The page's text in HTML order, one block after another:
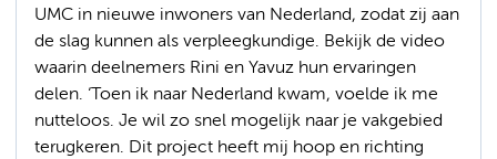
UMC in nieuwe inwoners van Nederland, zodat zij aan
de slag kunnen als verpleegkundige. Bekijk de video
waarin deelnemers Rini en Yavuz hun ervaringen
delen. ‘Toen ik naar Nederland kwam, voelde ik me
nutteloos. Je wil zo snel mogelijk naar je vakgebied
terugkeren. Dit project heeft mij hoop en richting